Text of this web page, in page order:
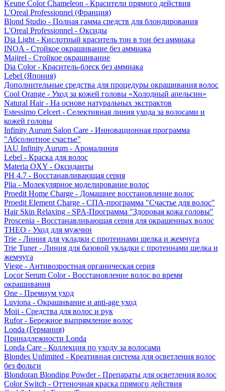
Keune Color Chameleon - Красители прямого действия
L'Oreal Professionnel (Франция)
Blond Studio - Полная гамма средств для блондирования
L'Oreal Professionnel - Оксиды
Dia Light - Кислотный краситель тон в тон без аммиака
INOA - Стойкое окрашивание без аммиака
Majirel - Стойкое окрашивание
Dia Color - Краситель-блеск без аммиака
Lebel (Япония)
Дополнительные средства для процедуры окрашивания волос
Cool Orange - Уход за кожей головы «Холодный апельсин»
Natural Hair - На основе натуральных экстрактов
Estessimo Celcert - Селективная линия ухода за волосами и
кожей головы
Infinity Aurum Salon Care - Инновационная программа
"Абсолютное счастье"
IAU Infinity Aurum - Аромалиния
Lebel - Краска для волос
Materia OXY - Оксиданты
PH 4.7 - Восстанавливающая серия
Plia - Молекулярное моделирование волос
Proedit Home Charge - Домашнее восстановление волос
Proedit Element Charge - СПА-программа "Счастье для волос"
Hair Skin Relaxing - SPA-Программа "Здоровая кожа головы"
Proscenia - Восстанавливающая серия для окрашенных волос
THEO - Уход для мужчин
Trie - Линия для укладки с протеинами шелка и жемчуга
Trie Tuner - Линия для базовой укладки с протеинами шелка и
жемчуга
Viege - Антивозростная органическая серия
Locor Serum Color - Восстановление волос во время
окрашивания
One - Премиум уход
Luviona - Окрашивание и anti-age уход
Moii - Средства для волос и рук
Rufor - Бережное выпрямление волос
Londa (Германия)
Принадлежности Londa
Londa Care - Коллекция по уходу за волосами
Blondes Unlimited - Креативная система для осветления волос
без фольги
Blondoran Blonding Powder - Препараты для осветления волос
Color Switch - Оттеночная краска прямого действия